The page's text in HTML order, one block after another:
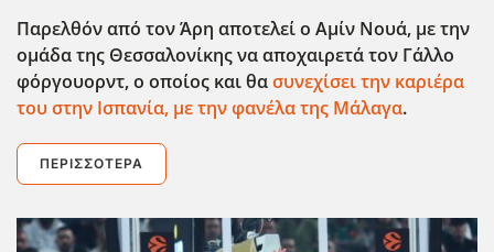
Παρελθόν από τον Άρη αποτελεί ο Αμίν Νουά, με την
ομάδα της Θεσσαλονίκης να αποχαιρετά τον Γάλλο
φόργουορντ, ο οποίος και θασυνεχίσει την καριέρα
του στην Ισπανία, με την φανέλα της Μάλαγα.
ΠΕΡΙΣΣΌΤΕΡΑ